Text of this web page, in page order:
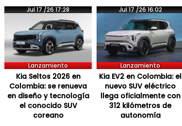
Jul 17 /26 17:28
Lanzamiento
Kia Seltos 2026 en
Colombia: se renueva
en diseño y tecnología
el conocido SUV
coreano
Jul 17 /26 16:02
Lanzamiento
Kia EV2 en Colombia: el
nuevo SUV eléctrico
llega oficialmente con
312 kilómetros de
autonomía